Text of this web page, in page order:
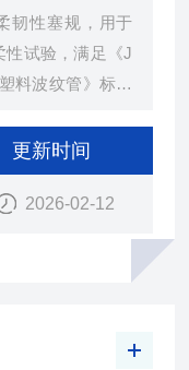
韧性塞规，用于
性试验，满足《J
料波纹管》标准
、Φ115m
更新时间
2026-02-12